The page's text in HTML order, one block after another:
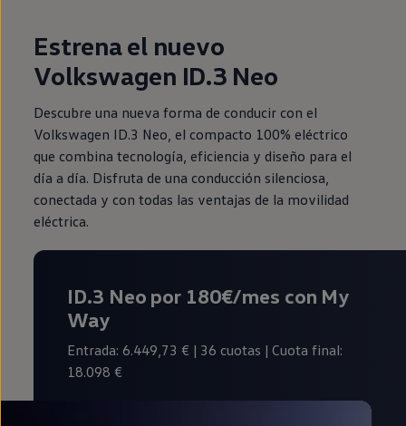
Estrena el nuevo
Volkswagen ID.3 Neo
Descubre una nueva forma de conducir con el
Volkswagen ID.3 Neo, el compacto 100% eléctrico
que combina tecnología, eficiencia y diseño para el
día a día. Disfruta de una conducción silenciosa,
conectada y con todas las ventajas de la movilidad
eléctrica.
ID.3 Neo por 180€/mes con My
Way
Entrada: 6.449,73 € | 36 cuotas | Cuota final:
18.098 €